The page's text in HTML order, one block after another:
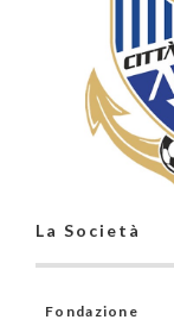
La Società
Fondazione